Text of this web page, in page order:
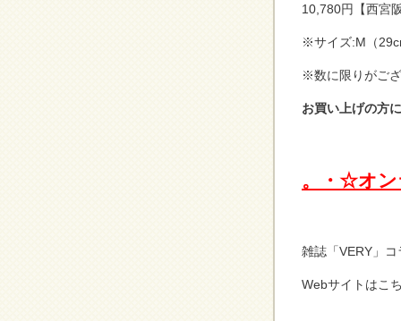
10,780円【西宮
※サイズ:M（
※数に限りがご
お買い上げの方
。・☆オン
雑誌「VERY」
Webサイトはこ